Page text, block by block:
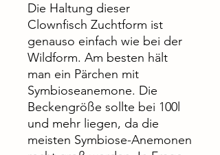
Die Haltung dieser
Clownfisch Zuchtform ist
genauso einfach wie bei der
Wildform. Am besten hält
man ein Pärchen mit
Symbioseanemone. Die
Beckengröße sollte bei 100l
und mehr liegen, da die
meisten Symbiose-Anemonen